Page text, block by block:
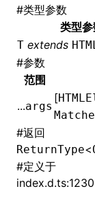
#类型参数
类型
T extends
#参数
范围
...args
[
#返回
ReturnType<
#定义于
index.d.ts:1230